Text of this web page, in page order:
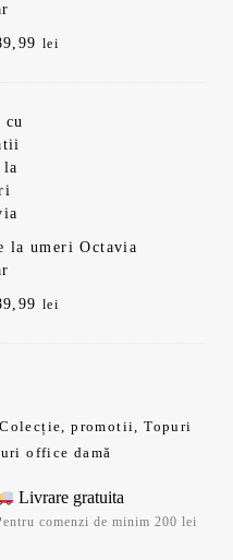
lei.
lei
la umeri Octavia
lei
,promotii,Topuri
office damă
Livrare gratuita
comenzi de minim 200 lei